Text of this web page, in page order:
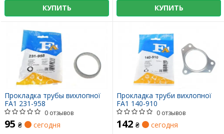
КУПИТЬ КУПИТЬ
Прокладка трубы вихлопної
FA1 231-958
0 отзывов
95 ₴ сегодня
Прокладка труби вихлопної
FA1 140-910
0 отзывов
142 ₴ сегодня